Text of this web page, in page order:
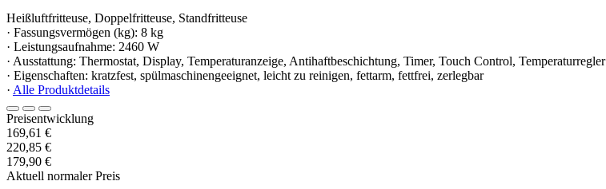
Heißluftfritteuse, Doppelfritteuse, Standfritteuse
· Fassungsvermögen (kg): 8 kg
· Leistungsaufnahme: 2460 W
· Ausstattung: Thermostat, Display, Temperaturanzeige, Antihaftbeschichtung, Timer, Touch Control, Temperaturregler
· Eigenschaften: kratzfest, spülmaschinengeeignet, leicht zu reinigen, fettarm, fettfrei, zerlegbar
· Alle Produktdetails
Preisentwicklung
169,61 €
220,85 €
179,90 €
Aktuell normaler Preis